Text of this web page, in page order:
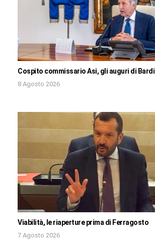
Cospito commissario Asi, gli auguri di Bardi
8 Agosto 2026
Viabilità, le riaperture prima di Ferragosto
7 Agosto 2026